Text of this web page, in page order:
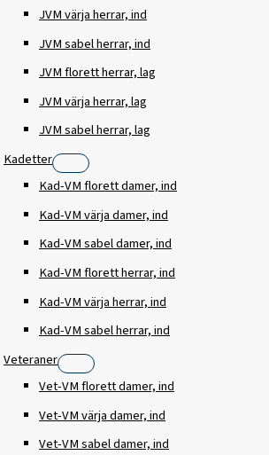
JVM värja herrar, ind
JVM sabel herrar, ind
JVM florett herrar, lag
JVM värja herrar, lag
JVM sabel herrar, lag
Kadetter
Kad-VM florett damer, ind
Kad-VM värja damer, ind
Kad-VM sabel damer, ind
Kad-VM florett herrar, ind
Kad-VM värja herrar, ind
Kad-VM sabel herrar, ind
Veteraner
Vet-VM florett damer, ind
Vet-VM värja damer, ind
Vet-VM sabel damer, ind